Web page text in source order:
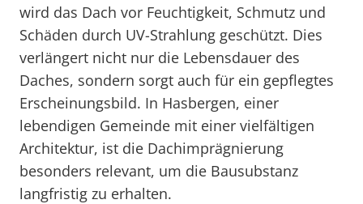
wird das Dach vor Feuchtigkeit, Schmutz und
Schäden durch UV-Strahlung geschützt. Dies
verlängert nicht nur die Lebensdauer des
Daches, sondern sorgt auch für ein gepflegtes
Erscheinungsbild. In Hasbergen, einer
lebendigen Gemeinde mit einer vielfältigen
Architektur, ist die Dachimprägnierung
besonders relevant, um die Bausubstanz
langfristig zu erhalten.